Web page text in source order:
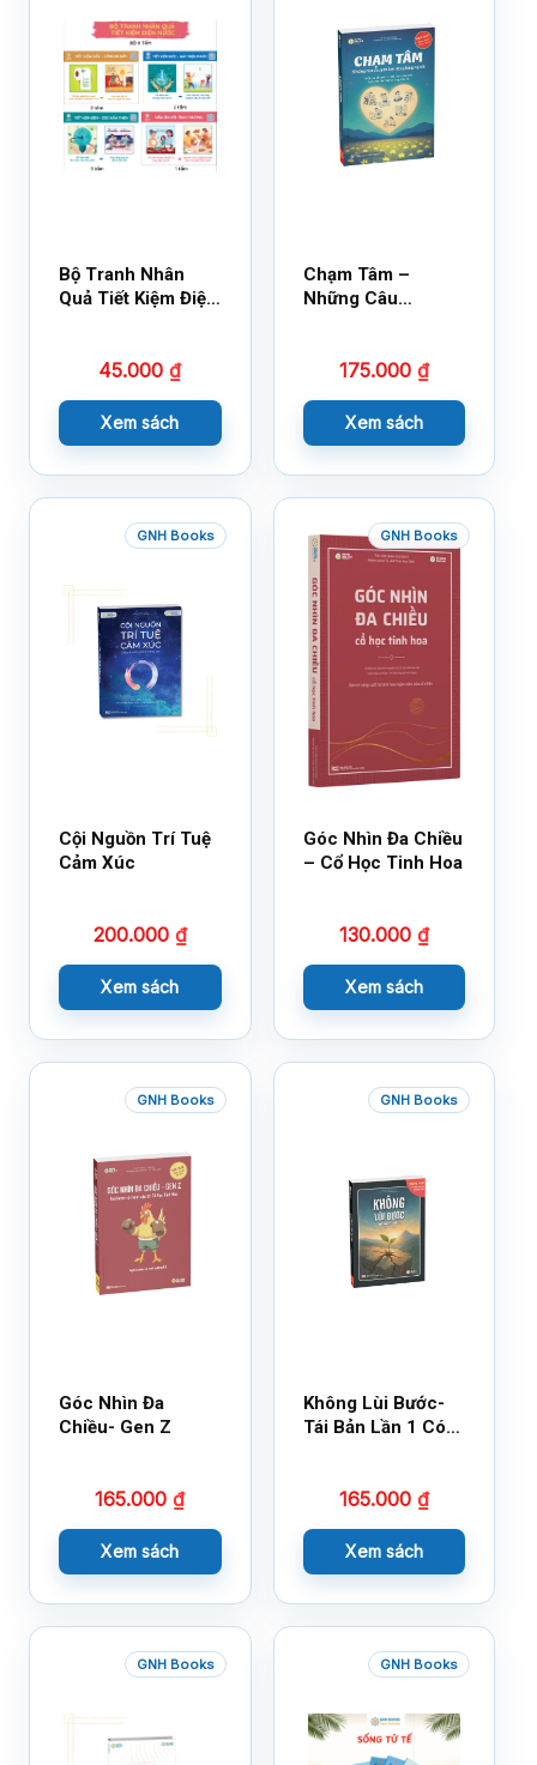
Bộ Tranh Nhân
Quả Tiết Kiệm Điện
45.000₫
Xem sách
Chạm Tâm –
Những Câu
175.000 ₫
Xem sách
GNH Books
Cội Nguồn Trí Tuệ
Cảm Xúc
200.000 ₫
Xem sách
GNH Books
Góc Nhìn Đa Chiều
– Cổ Học Tinh Hoa
130.000 ₫
Xem sách
GNH Books
Góc Nhìn Đa
Chiều- Gen Z
165.000₫
Xem sách
GNH Books
Không Lùi Bước-
Tái Bản Lần 1 Có
165.000 ₫
Xem sách
GNH Books GNH Books